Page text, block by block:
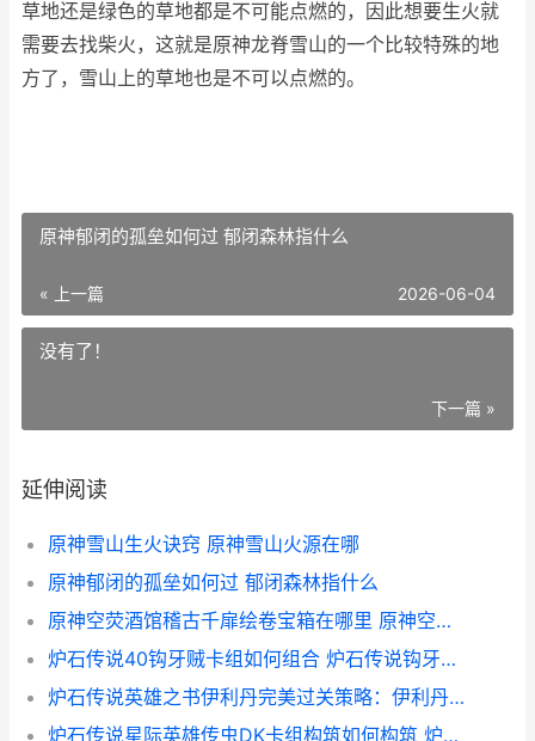
草地还是绿色的草地都是不可能点燃的，因此想要生火就
需要去找柴火，这就是原神龙脊雪山的一个比较特殊的地
方了，雪山上的草地也是不可以点燃的。
原神郁闭的孤垒如何过 郁闭森林指什么
« 上一篇 2026-06-04
没有了！
下一篇 »
延伸阅读
原神雪山生火诀窍 原神雪山火源在哪
原神郁闭的孤垒如何过 郁闭森林指什么
原神空荧酒馆稽古千扉绘卷宝箱在哪里 原神空荧酒馆怎么去
炉石传说40钩牙贼卡组如何组合 炉石传说钩牙效果
炉石传说英雄之书伊利丹完美过关策略：伊利丹英雄之书打法 炉石传说英雄之书海兽号谜题
炉石传说星际英雄传虫DK卡组构筑如何构筑 炉石传说星际争霸